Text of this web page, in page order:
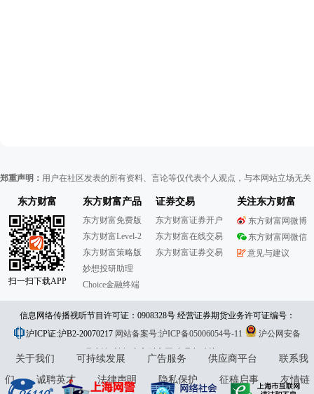
郑重声明： 用户在社区发表的所有资料、言论等仅代表个人观点，与本网站立场无
东方财富
扫一扫下载APP
东方财富产品
东方财富免费版
东方财富Level-2
东方财富策略版
妙想投研助理
Choice金融终端
证券交易
东方财富证券开户
东方财富在线交易
东方财富证券交易
关注东方财富
东方财富网微博
东方财富网微信
意见与建议
信息网络传播视听节目许可证：0908328号 经营证券期货业务许可证编号：
913101046312860336 违法和不良信息举报:021-61278686 举报邮箱：
jubao@eastmoney.com
沪ICP证:沪B2-20070217 网站备案号:沪ICP备05006054号-11
沪公网安备
31010402000120号版权所有:东方财富网意见与建议:4000300059/952500
关于我们 可持续发展 广告服务 供应商平台
联系我
们
诚聘英才 法律声明 隐私保护 征稿启事
友情链